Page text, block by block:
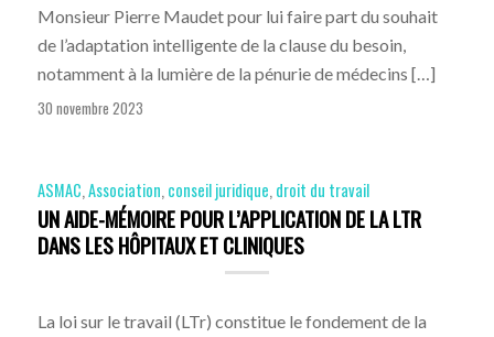
Monsieur Pierre Maudet pour lui faire part du souhait
de l’adaptation intelligente de la clause du besoin,
notamment à la lumière de la pénurie de médecins […]
30 novembre 2023
ASMAC,Association, conseil juridique, droit du travail
UN AIDE-MÉMOIRE POUR L’APPLICATION DE LA LTR
DANS LES HÔPITAUX ET CLINIQUES
La loi sur le travail (LTr) constitue le fondement de la